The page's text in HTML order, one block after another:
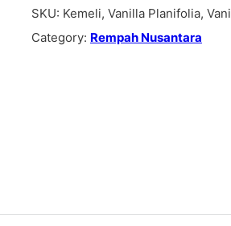
SKU: Kemeli, Vanilla Planifolia,
Category: Rempah Nusantara